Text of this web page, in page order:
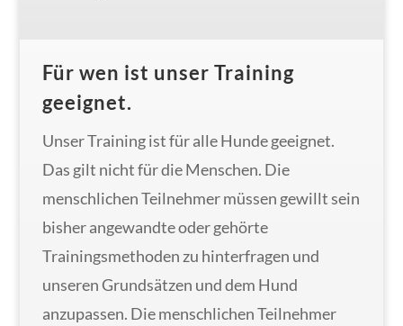
Für wen ist unser Training
geeignet.
Unser Training ist für alle Hunde geeignet.
Das gilt nicht für die Menschen. Die
menschlichen Teilnehmer müssen gewillt sein
bisher angewandte oder gehörte
Trainingsmethoden zu hinterfragen und
unseren Grundsätzen und dem Hund
anzupassen. Die menschlichen Teilnehmer